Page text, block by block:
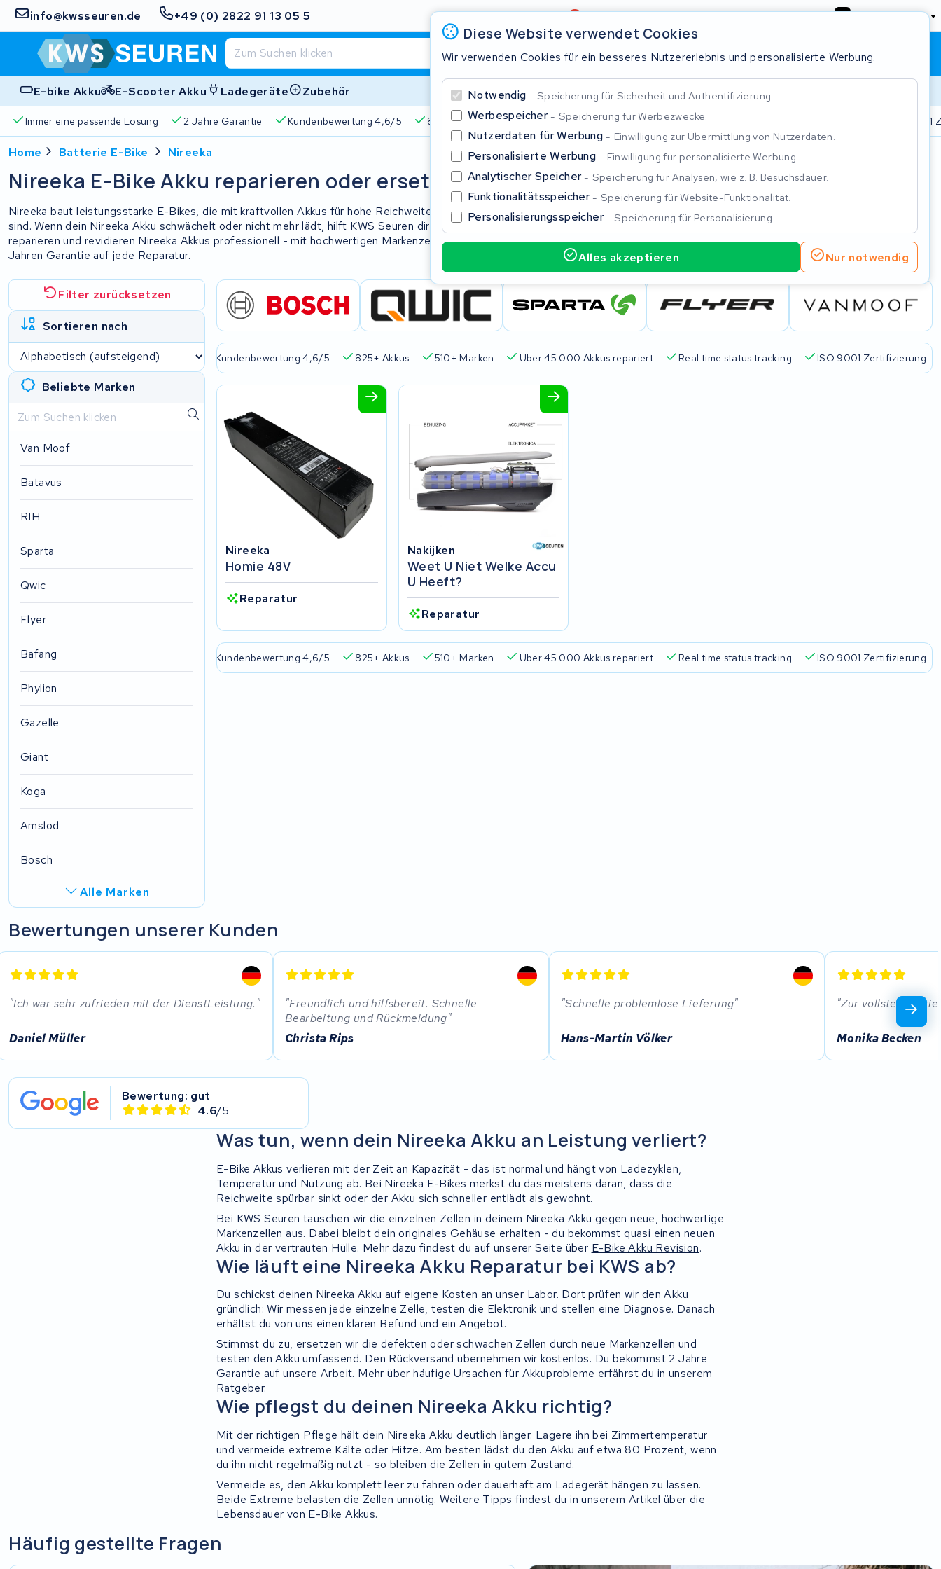
info@kwsseuren.de +49 (0) 2822 91 13 05 5 Bewertung4,6/5 Deutschland
Warenkorb Anmeldung
E-bike Akku E-Scooter Akku Ladegeräte Zubehör
Immer eine passende Lösung 2 Jahre Garantie Kundenbewertung 4,6/5 825+ Akkus 510+ Marken Über 45.000 Akkus repariert ISO 9001
Diese Website verwendet Cookies
Wir verwenden Cookies für ein besseres Nutzererlebnis und personalisierte Werbung.
Notwendig Speicherung für Sicherheit und Authentifizierung.
Werbespeicher Speicherung für Werbezwecke.
Nutzerdaten für Werbung Einwilligung zur Übermittlung von Nutzerdaten.
Personalisierte Werbung Einwilligung für personalisierte Werbung.
Analytischer Speicher Speicherung für Analysen, wie z. B. Besuchsdauer.
Funktionalitätsspeicher Speicherung für Website-Funktionalität.
Personalisierungsspeicher Speicherung für Personalisierung.
Alles akzeptieren Nur notwendig
Home Batterie E-Bike Nireeka
Nireeka E-Bike Akku reparieren oder ersetzen
Nireeka baut leistungsstarke E-Bikes, die mit kraftvollen Akkus für hohe Reichweiten ausgestattet
sind. Wenn dein Nireeka Akku schwächelt oder nicht mehr lädt, hilft KWS Seuren dir weiter. Wir
reparieren und revidieren Nireeka Akkus professionell - mit hochwertigen Markenzellen und 2
Jahren Garantie auf jede Reparatur.
Filter zurücksetzen
Sortieren nach
Beliebte Marken
Van Moof
Batavus
RIH
Sparta
Qwic
Flyer
Bafang
Phylion
Gazelle
Giant
Koga
Amslod
Bosch
Alle Marken
R.A.T. Holland
Ghost
Life&Mobility
Devron
Rixe
passende Lösung 2 Jahre Garantie Kundenbewertung 4,6/5 825+ Akkus 510+ Marken Über 45.000 Akkus repariert Real time status tracking ISO 9001 Zertifizierung
Nireeka
Homie 48V
Reparatur
Nakijken
Weet U Niet Welke Accu
U Heeft?
Reparatur
passende Lösung Kundenbewertung 4,6/5 825+ Akkus 510+ Marken Über 45.000 Akkus repariert Real time status tracking ISO 9001 Zertifizierung
Bewertungen unserer Kunden
Ich war sehr zufrieden mit der DienstLeistung.
Daniel Müller
Freundlich und hilfsbereit. Schnelle
Bearbeitung und Rückmeldung
Christa Rips
Schnelle problemlose Lieferung
Hans-Martin Völker
Zur vollsten
Monika Becken
Bewertung: gut
4.6/5
Was tun, wenn dein Nireeka Akku an Leistung verliert?
E-Bike Akkus verlieren mit der Zeit an Kapazität - das ist normal und hängt von Ladezyklen,
Temperatur und Nutzung ab. Bei Nireeka E-Bikes merkst du das meistens daran, dass die
Reichweite spürbar sinkt oder der Akku sich schneller entlädt als gewohnt.
Bei KWS Seuren tauschen wir die einzelnen Zellen in deinem Nireeka Akku gegen neue, hochwertige
Markenzellen aus. Dabei bleibt dein originales Gehäuse erhalten - du bekommst quasi einen neuen
Akku in der vertrauten Hülle. Mehr dazu findest du auf unserer Seite über E-Bike Akku Revision.
Wie läuft eine Nireeka Akku Reparatur bei KWS ab?
Du schickst deinen Nireeka Akku auf eigene Kosten an unser Labor. Dort prüfen wir den Akku
gründlich: Wir messen jede einzelne Zelle, testen die Elektronik und stellen eine Diagnose. Danach
erhältst du von uns einen klaren Befund und ein Angebot.
Stimmst du zu, ersetzen wir die defekten oder schwachen Zellen durch neue Markenzellen und
testen den Akku umfassend. Den Rückversand übernehmen wir kostenlos. Du bekommst 2 Jahre
Garantie auf unsere Arbeit. Mehr überhäufige Ursachen für Akkuprobleme erfährst du in unserem
Ratgeber.
Wie pflegst du deinen Nireeka Akku richtig?
Mit der richtigen Pflege hält dein Nireeka Akku deutlich länger. Lagere ihn bei Zimmertemperatur
und vermeide extreme Kälte oder Hitze. Am besten lädst du den Akku auf etwa 80 Prozent, wenn
du ihn nicht regelmäßig nutzt - so bleiben die Zellen in gutem Zustand.
Vermeide es, den Akku komplett leer zu fahren oder dauerhaft am Ladegerät hängen zu lassen.
Beide Extreme belasten die Zellen unnötig. Weitere Tipps findest du in unserem Artikel über die
Lebensdauer von E-Bike Akkus.
Häufig gestellte Fragen
Schließen
Beginnen Sie mit der Eingabe in der Suchleiste, um zu suchen